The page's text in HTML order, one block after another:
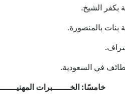
بكفر الشيخ.
بنات بالمنصورة.
في السعودية.
خامسًا: الخـــــــبرات